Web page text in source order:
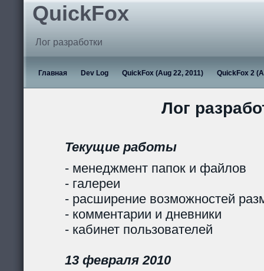
QuickFox
Лог разработки
Главная Dev Log QuickFox (Aug 22, 2011) QuickFox 2
Лог
Текущие работы
- менеджмент папок и файлов
- галереи
- расширение возможностей
- комментарии и дневники
- кабинет пользователей
13 февраля 2010